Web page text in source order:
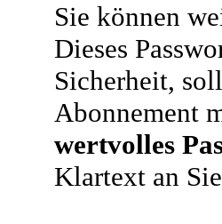
Sie können
Dieses
Sicherheit,
Abonnement
wertvolles
Klartext an